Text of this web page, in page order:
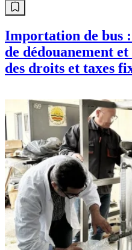
Importation de bus
de dédouanement
des droits et taxes